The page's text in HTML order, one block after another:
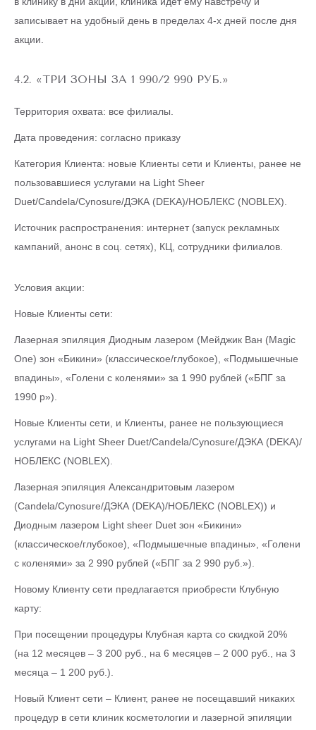
записывает на удобный день в пределах 4-х дней после дня
акции.
4.2. «ТРИ ЗОНЫ ЗА 1 990/2 990 РУБ.»
Территория охвата: все филиалы.
Дата проведения: согласно приказу
Категория Клиента: новые Клиенты сети и Клиенты, ранее не
пользовавшиеся услугами на Light Sheer
Duet/Candela/Cynosure/ДЭКА (DEKA)/НОБЛЕКС (NOBLEX).
Источник распространения: интернет (запуск рекламных
кампаний, анонс в соц. сетях), КЦ, сотрудники филиалов.
Условия акции:
Новые Клиенты сети:
Лазерная эпиляция Диодным лазером (Мейджик Ван (Magic
One) зон «Бикини» (классическое/глубокое), «Подмышечные
впадины», «Голени с коленями» за 1 990 рублей («БПГ за
1990 р»).
Новые Клиенты сети, и Клиенты, ранее не пользующиеся
услугами на Light Sheer Duet/Candela/Cynosure/ДЭКА (DEKA)/
НОБЛЕКС (NOBLEX).
Лазерная эпиляция Александритовым лазером
(Candela/Cynosure/ДЭКА (DEKA)/НОБЛЕКС (NOBLEX)) и
Диодным лазером Light sheer Duet зон «Бикини»
(классическое/глубокое), «Подмышечные впадины», «Голени
с коленями» за 2 990 рублей («БПГ за 2 990 руб.»).
Новому Клиенту сети предлагается приобрести Клубную
карту:
При посещении процедуры Клубная карта со скидкой 20%
(на 12 месяцев – 3 200 руб., на 6 месяцев – 2 000 руб., на 3
месяца – 1 200 руб.).
Новый Клиент сети – Клиент, ранее не посещавший никаких
процедур в сети клиник косметологии и лазерной эпиляции